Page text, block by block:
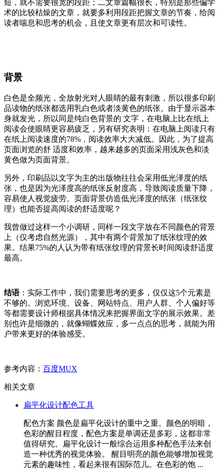
短，就不需要很宽的段距；二文章篇幅很长，特别是那些偏学
术的比较枯燥的文章，就要多利用段距把握文章的节奏，给阅
读者喘息和思考的机会，且使文章更有层次和可读性。
背景
白色是全频光，全放射光对人眼睛的最有刺激，所以很多印刷
品读物的纸张都选用乳白色或者淡黄色的纸张。由于显示器本
身就发光，所以同是纯白色背景的 文字，在电脑上比在纸上
阅读会使眼睛更容易疲乏，另有研究表明：在电脑上阅读只有
在纸上阅读速度的78%，阅读效率大大减低。因此，为了提高
页面浏览的舒 适度和效率，越来越多的页面采用浅灰色和淡
黄色做为页面背景。
另外，印刷品以文字为主的出版物往往会采用低光泽度的纸
张，也是因为光泽度高的纸张反射度高，导致阅读质量下降，
容易使人视觉疲劳。页面背景仿造低光泽度的纸张（纸张纹
理）也能否提高阅读的舒适度呢？
我曾做过这样一个小调研，同样一段文字放在不同颜色的背景
上（仅考虑自然光源），其中有两个背景加了纸张纹理的效
果。结果75%的人认为带有纸张纹理的背景长时间阅读舒适度
最高。
结语：实际工作中，我们需要思考的更多，仅仅这5个元素是
不够的。浏览环境、设备、网站特点、用户人群、个人偏好等
等都需要设计师根据具体情况来把握界面文字的展示效果。差
别也许是细微的，就像蝴蝶效应，多一点点的思考，就能为用
户带来更好的体验感受。
参考内容： 百度MUX
相关文章
扁平化设计配色工具
配色方案 颜色是扁平化设计的重中之重。颜色的明暗，
色彩的醒目程度，配色方案是单调还是多彩，这都非常
值得研究。扁平化设计一般综合运用多种配色手法来创
造一种优秀的视觉体验。 醒目明亮的颜色能够增加视觉
元素的趣味性，看起来很有国际范儿。在色彩的饱 ...